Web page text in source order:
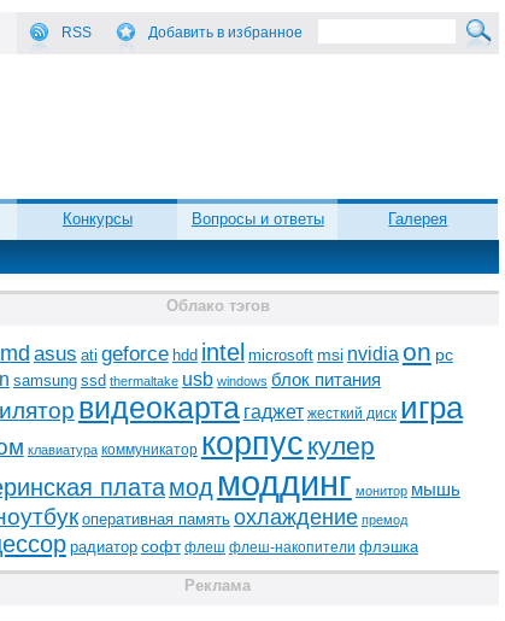
RSS Добавить в избранное
Конкурсы Вопросы и ответы Галерея
Облако тэгов
asus ati geforce hdd intel microsoft msi nvidia on pc
samsung ssd thermaltake usb windows блок питания
видеокарта гаджет жесткий диск игра
клавиатура коммуникатор корпус кулер
платамод моддинг монитор мышь
оперативная память охлаждение премод
радиатор софт флеш флеш-накопители флэшка
Реклама